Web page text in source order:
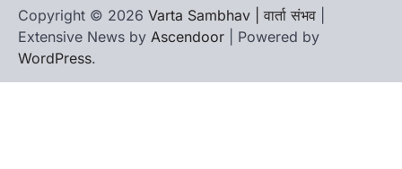
Copyright © 2026 Varta Sambhav | वार्ता संभव
Extensive News by Ascendoor | Powered by
WordPress.